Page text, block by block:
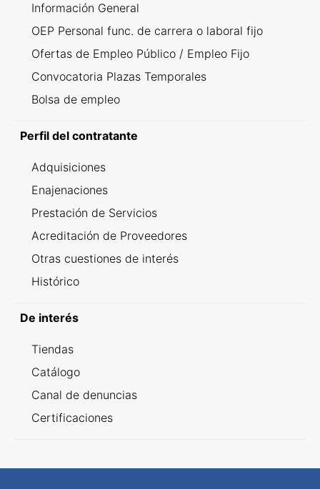
Información General
OEP Personal func. de carrera o laboral fijo
Ofertas de Empleo Público / Empleo Fijo
Convocatoria Plazas Temporales
Bolsa de empleo
Perfil del contratante
Adquisiciones
Enajenaciones
Prestación de Servicios
Acreditación de Proveedores
Otras cuestiones de interés
Histórico
De interés
Tiendas
Catálogo
Canal de denuncias
Certificaciones